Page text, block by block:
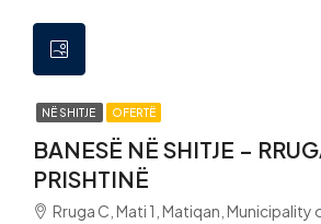
NË SHITJE OFERTË
BANESË NË SHITJE –
PRISHTINË
Rruga C, Mati 1, Matiqan, Municipality of Pristina,